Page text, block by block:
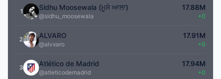
1 Sidhu Moosewala (ਮੂਸੇ ਆਲਾ)
@sidhu_moosewala
17.88M
+0
2 ALVARO
@alvxaro
17.91M
+0
3 Atlético de Madrid
@atleticodemadrid
17.94M
+0